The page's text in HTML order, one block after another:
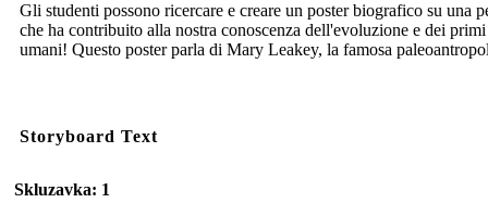
Gli studenti possono ricercare e creare un poster biografico su una
che ha contribuito alla nostra conoscenza dell'evoluzione e dei primi
umani! Questo poster parla di Mary Leakey, la famosa
Storyboard Text
Skluzavka: 1